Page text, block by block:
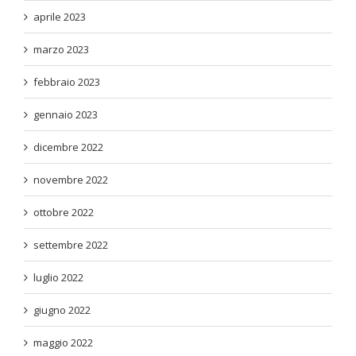
aprile 2023
marzo 2023
febbraio 2023
gennaio 2023
dicembre 2022
novembre 2022
ottobre 2022
settembre 2022
luglio 2022
giugno 2022
maggio 2022